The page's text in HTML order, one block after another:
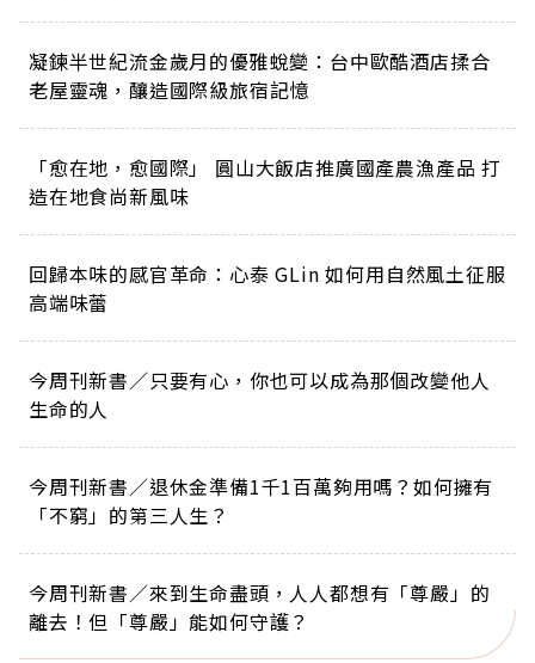
凝鍊半世紀流金歲月的優雅蛻變：台中歐酷酒店揉合
老屋靈魂，釀造國際級旅宿記憶
「愈在地，愈國際」 圓山大飯店推廣國產農漁產品 打
造在地食尚新風味
回歸本味的感官革命：心泰 GLin 如何用自然風土征服
高端味蕾
今周刊新書／只要有心，你也可以成為那個改變他人
生命的人
今周刊新書／退休金準備1千1百萬夠用嗎？如何擁有
「不窮」的第三人生？
今周刊新書／來到生命盡頭，人人都想有「尊嚴」的
離去！但「尊嚴」能如何守護？